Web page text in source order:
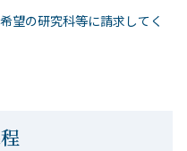
望の研究科等に請求してく